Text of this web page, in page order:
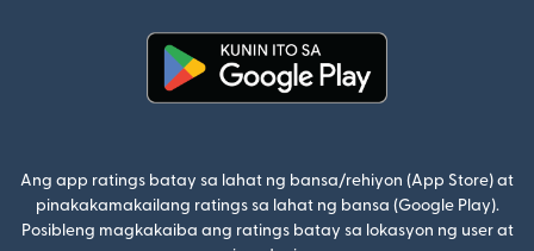
Ang app ratings batay sa lahat ng bansa/rehiyon (App Store) at
pinakakamakailang ratings sa lahat ng bansa (Google Play).
Posibleng magkakaiba ang ratings batay sa lokasyon ng user at